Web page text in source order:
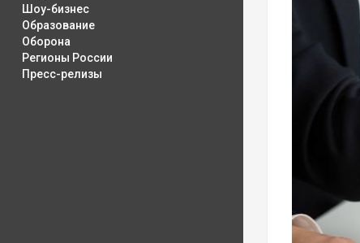
Шоу-бизнес
Образование
Оборона
Регионы России
Пресс-релизы